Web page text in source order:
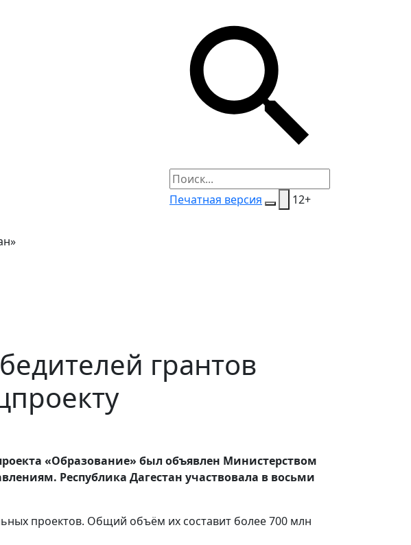
Печатная версия 12+
грантов
«Образование» был объявлен Министерством
Республика Дагестан участвовала в восьми
проектов. Общий объём их составит более 700 млн